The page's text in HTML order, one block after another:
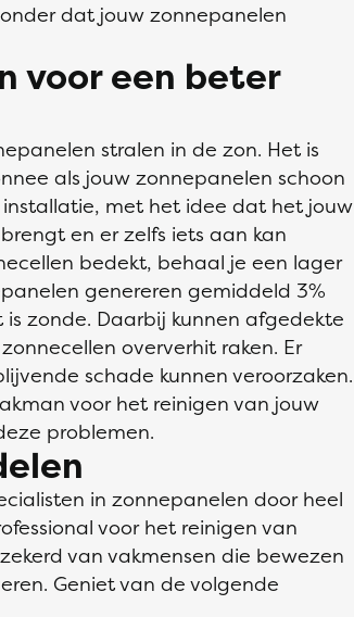
dat jouw zonnepanelen
voor een beter
stralen in de zon. Het is
als jouw zonnepanelen schoon
met het idee dat het jouw
en er zelfs iets aan kan
bedekt, behaal je een lager
genereren gemiddeld 3%
zonde. Daarbij kunnen afgedekte
oververhit raken. Er
schade kunnen veroorzaken.
voor het reinigen van jouw
problemen.
in zonnepanelen door heel
voor het reinigen van
van vakmensen die bewezen
Geniet van de volgende